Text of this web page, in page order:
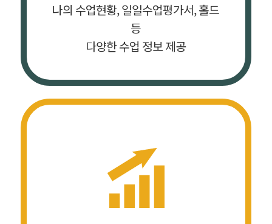
나의 수업현황, 일일수업평가서, 홀드
등
다양한 수업 정보 제공